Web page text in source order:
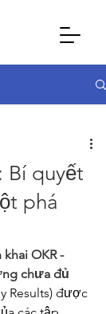
Bí quyết
phá
OKR -
chưa đủ
Results) được